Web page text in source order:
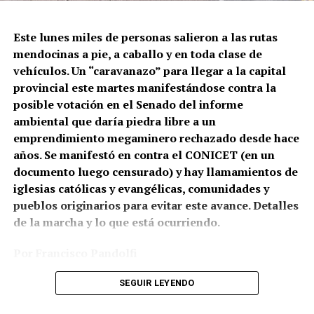
Correpi (la Coordinadora contra la represión policial e
institucional), afirmó: “Juan Gabriel recibió un impacto
directo al cuerpo. No sabemos todavía qué tipo de
cartuchería utilizaron, pero a corta distancia y directo a
zonas vitales como tórax y abdomen, un disparo de
escopeta es letal, tanto con cartuchos antitumulto (con
postas de goma) o todo propósito (con postas de
plomo). Hasta un cartucho de estruendo (sin munición)
puede herir o matar a corta distancia. Por eso los
protocolos de uso de armas largas prohíben
terminantemente disparar directamente al cuerpo con
Este lunes miles de personas salieron a las rutas
mendocinas a pie, a caballo y en toda clase de
vehículos. Un “caravanazo” para llegar a la capital
provincial este martes manifestándose contra la
posible votación en el Senado del informe
ambiental que daría piedra libre a un
emprendimiento megaminero rechazado desde hace
años. Se manifestó en contra el CONICET (en un
documento luego censurado) y hay llamamientos de
iglesias católicas y evangélicas, comunidades y
pueblos originarios para evitar este avance. Detalles
de la marcha y lo que está ocurriendo.
Fotos: Archivo por el Agua de Mendoza
SEGUIR LEYENDO